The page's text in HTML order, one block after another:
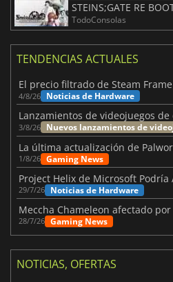
STEINS;GATE RE
TodoConsolas
TENDENCIAS ACTUALES
4/8/26 Noticias de Hardware
3/8/26 Nuevos lanzamientos de
1/8/26 Gaming News
Project Helix de Microsoft Podría
29/7/26 Noticias de Hardware
28/7/26 Gaming News
NOTICIAS, OFERTAS